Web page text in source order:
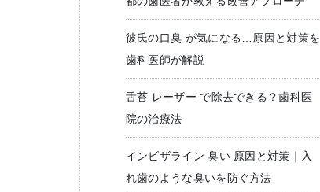
彼氏の口臭 が気になる…原因と対策を
歯科医師が解説
舌苔 レーザー で除去できる？歯科医
院の治療法
インビザライン 臭い 原因と対策｜入
れ歯のような臭いを防ぐ方法